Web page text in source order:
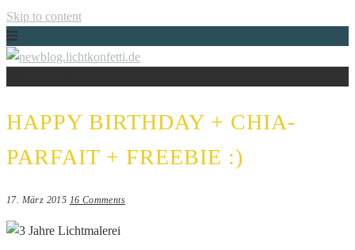
Skip to content
Just another WordPress site
HAPPY BIRTHDAY + CHIA-
PARFAIT + FREEBIE :)
17. März 2015 16 Comments